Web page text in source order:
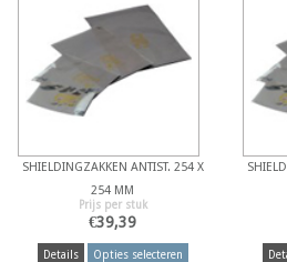
SHIELDINGZAKKEN ANTIST. 254 X
254 MM
Prijs per stuk
€39,39
Details Opties selecteren